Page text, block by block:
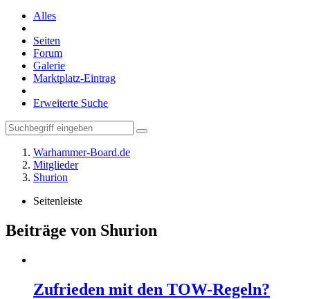
Alles
Seiten
Forum
Galerie
Marktplatz-Eintrag
Erweiterte Suche
Warhammer-Board.de
Mitglieder
Shurion
Seitenleiste
Beiträge von Shurion
Zufrieden mit den TOW-Regeln?